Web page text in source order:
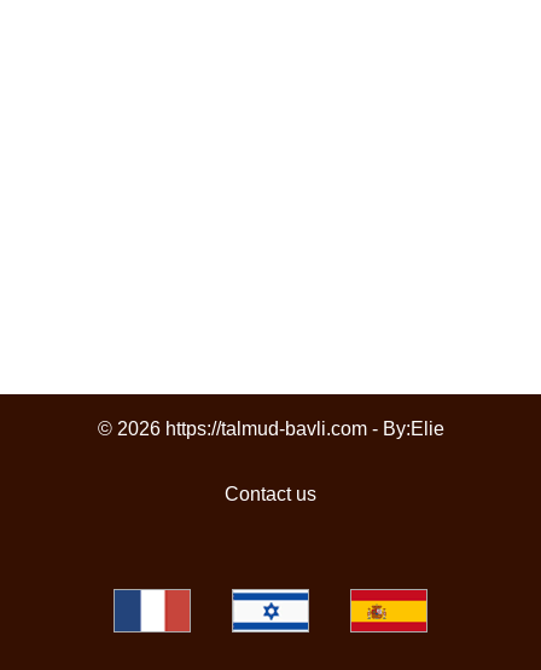
© 2026 https://talmud-bavli.com - By:Elie
Contact us